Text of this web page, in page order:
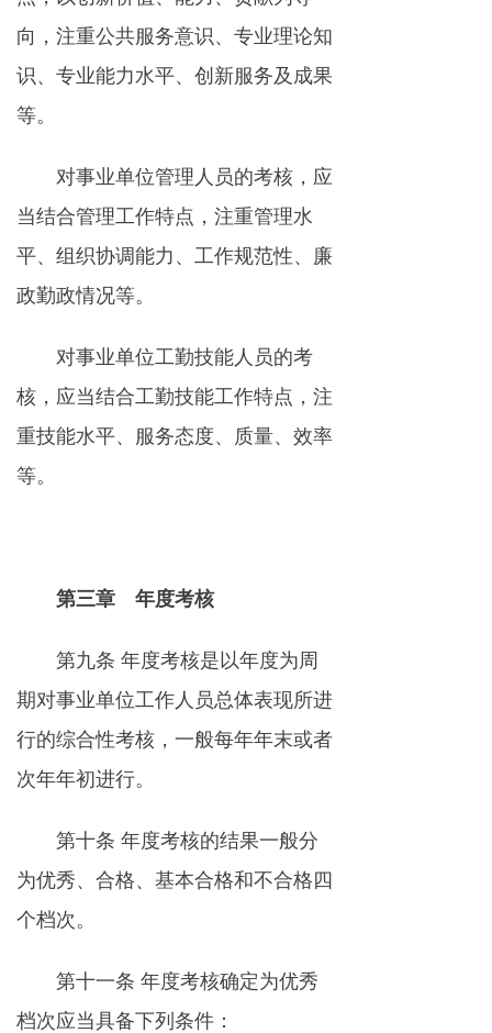
向，注重公共服务意识、专业理论知
识、专业能力水平、创新服务及成果
等。
对事业单位管理人员的考核，应
当结合管理工作特点，注重管理水
平、组织协调能力、工作规范性、廉
政勤政情况等。
对事业单位工勤技能人员的考
核，应当结合工勤技能工作特点，注
重技能水平、服务态度、质量、效率
等。
第三章 年度考核
第九条 年度考核是以年度为周
期对事业单位工作人员总体表现所进
行的综合性考核，一般每年年末或者
次年年初进行。
第十条 年度考核的结果一般分
为优秀、合格、基本合格和不合格四
个档次。
第十一条 年度考核确定为优秀
档次应当具备下列条件：